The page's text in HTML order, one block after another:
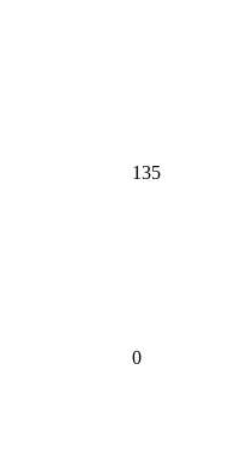
135
0